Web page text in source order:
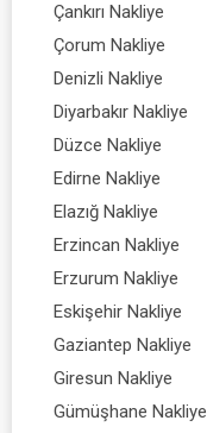
Çankırı Nakliye
Çorum Nakliye
Denizli Nakliye
Diyarbakır Nakliye
Düzce Nakliye
Edirne Nakliye
Elazığ Nakliye
Erzincan Nakliye
Erzurum Nakliye
Eskişehir Nakliye
Gaziantep Nakliye
Giresun Nakliye
Gümüşhane Nakliye